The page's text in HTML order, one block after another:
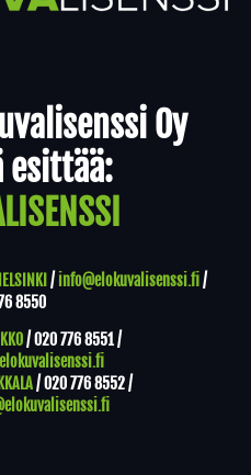
Oy
esittää:
/ info@elokuvalisenssi.fi/
8550
/020 776 8551/
/020 776 8552/